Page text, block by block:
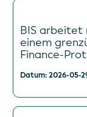
BIS arbeitet
einem
Finance-
Datum: 2026-05-